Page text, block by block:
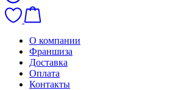
О компании
Франшиза
Доставка
Оплата
Контакты